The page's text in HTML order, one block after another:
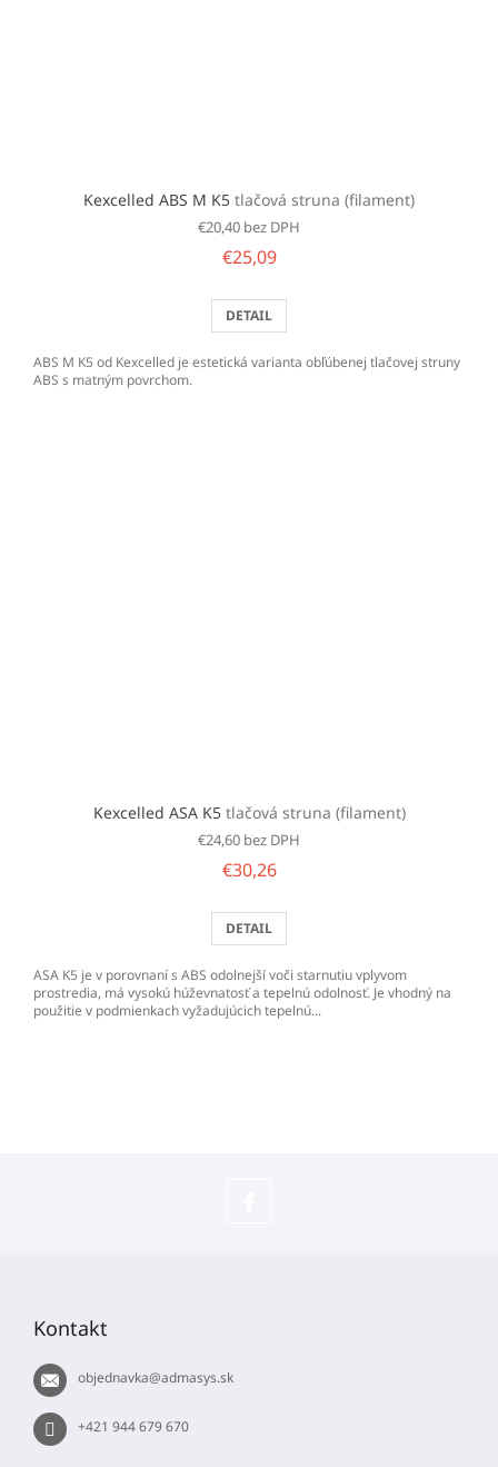
Kexcelled ABS M K5 tlačová struna (filament)
€20,40 bez DPH
€25,09
DETAIL
ABS M K5 od Kexcelled je estetická varianta obľúbenej tlačovej struny
ABS s matným povrchom.
Kexcelled ASA K5 tlačová struna (filament)
€24,60 bez DPH
€30,26
DETAIL
ASA K5 je v porovnaní s ABS odolnejší voči starnutiu vplyvom
prostredia, má vysokú húževnatosť a tepelnú odolnosť. Je vhodný na
použitie v podmienkach vyžadujúcich tepelnú...
Kontakt
objednavka@admasys.sk
+421 944 679 670